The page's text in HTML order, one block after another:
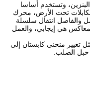
وتستخدم أساسا
تحت الأرض، محرك
والفاصل انتقال سلسلة
هي إيجابي، والعمل
تغيير منحنى كابستان إلى
الصلب.